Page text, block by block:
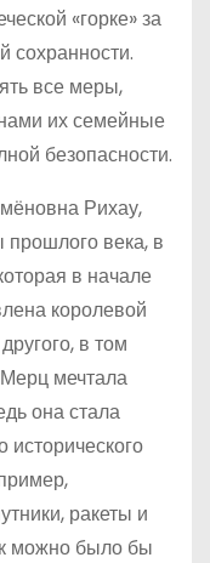
«горке» за
сохранности.
все меры,
их семейные
безопасности.
Рихау,
прошлого века, в
в начале
королевой
в том
мечтала
она стала
ракеты и
можно было бы